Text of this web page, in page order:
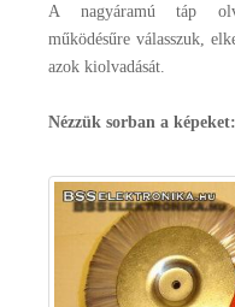
A nagyáramú táp
működésűre válasszuk,
azok kiolvadását.
Nézzük sorban a képeket: